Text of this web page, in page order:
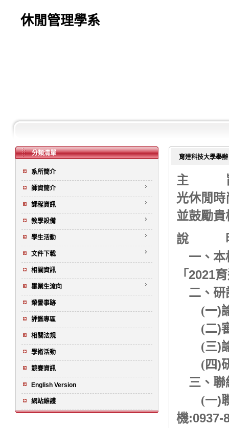
休閒管理學系
分類清單
系所簡介
師資簡介
課程資訊
教學設備
學生活動
文件下載
相關資訊
畢業生流向
榮譽事跡
評鑑專區
相關法規
學術活動
競賽資訊
English Version
網站維護
育達科技大學舉
主 旨：
光休閒
並鼓勵
說
一、本
「2021
二、研
(一)
(二)
(三)
(四)
三、聯
(一)
機:0937-